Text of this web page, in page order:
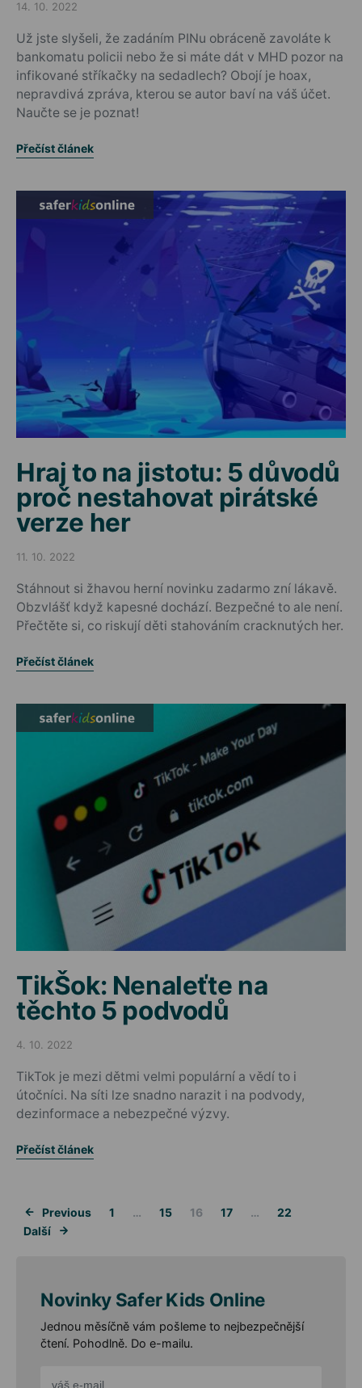
Posted on
14. 10. 2022
Už jste slyšeli, že zadáním PINu obráceně zavoláte k
bankomatu policii nebo že si máte dát v MHD pozor na
infikované stříkačky na sedadlech? Obojí je hoax,
nepravdivá zpráva, kterou se autor baví na váš účet.
Naučte se je poznat!
Přečíst článek
Hraj to na jistotu: 5 důvodů
proč nestahovat pirátské
verze her
Posted on
11. 10. 2022
Stáhnout si žhavou herní novinku zadarmo zní lákavě.
Obzvlášť když kapesné dochází. Bezpečné to ale není.
Přečtěte si, co riskují děti stahováním cracknutých her.
Přečíst článek
TikŠok: Nenaleťte na
těchto 5 podvodů
Posted on
4. 10. 2022
TikTok je mezi dětmi velmi populární a vědí to i
útočníci. Na síti lze snadno narazit i na podvody,
dezinformace a nebezpečné výzvy.
Přečíst článek
Stránkování
Previous 1 … 15 16 17 …
22
Další
Novinky Safer Kids Online
Jednou měsíčně vám pošleme to nejbezpečnější
čtení. Pohodlně. Do e-mailu.